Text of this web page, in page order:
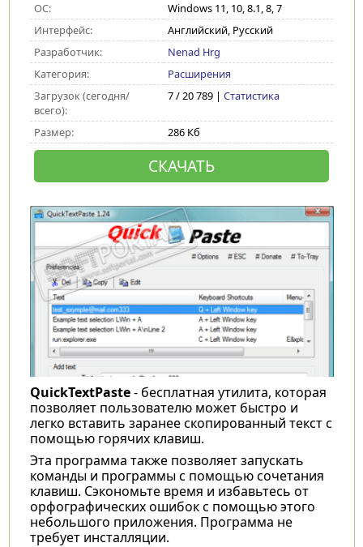
ОС:
Windows 11, 10, 8.1, 8, 7
Интерфейс:
Английский, Русский
Разработчик:
Nenad Hrg
Категория:
Расширения
Загрузок (сегодня/
всего):
7 / 20 789 | Статистика
Размер: 286 Кб
СКАЧАТЬ
QuickTextPaste- бесплатная утилита, которая
позволяет пользователю может быстро и
легко вставить заранее скопированный текст с
помощью горячих клавиш.
Эта программа также позволяет запускать
команды и программы с помощью сочетания
клавиш. Сэкономьте время и избавьтесь от
орфографических ошибок с помощью этого
небольшого приложения. Программа не
требует инсталляции.